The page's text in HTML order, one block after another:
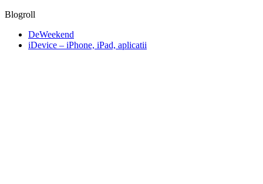
Blogroll
DeWeekend
iDevice – iPhone, iPad, aplicatii